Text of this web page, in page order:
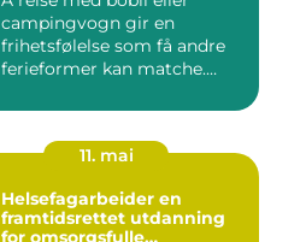
campingvogn gir en
frihetsfølelse som få andre
ferieformer kan matche.
11. mai
Helsefagarbeider en
framtidsrettet utdanning
for omsorgsfulle